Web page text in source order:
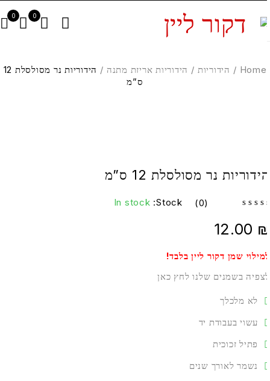
0
0
Home
/ הידוריות הידוריות אריזת מתנה
הידוריות נר מסולסלת 12
ס”מ
נר מסולסלת 12 ס”מ
Stock:
In stock
שמן דקור ליין בלבד!
בשמנים שלנו לחץ כאן
לא מלכלך
עשוי בעבודת יד
פתיל זכוכית
נשמר לאורך שנים
12.00